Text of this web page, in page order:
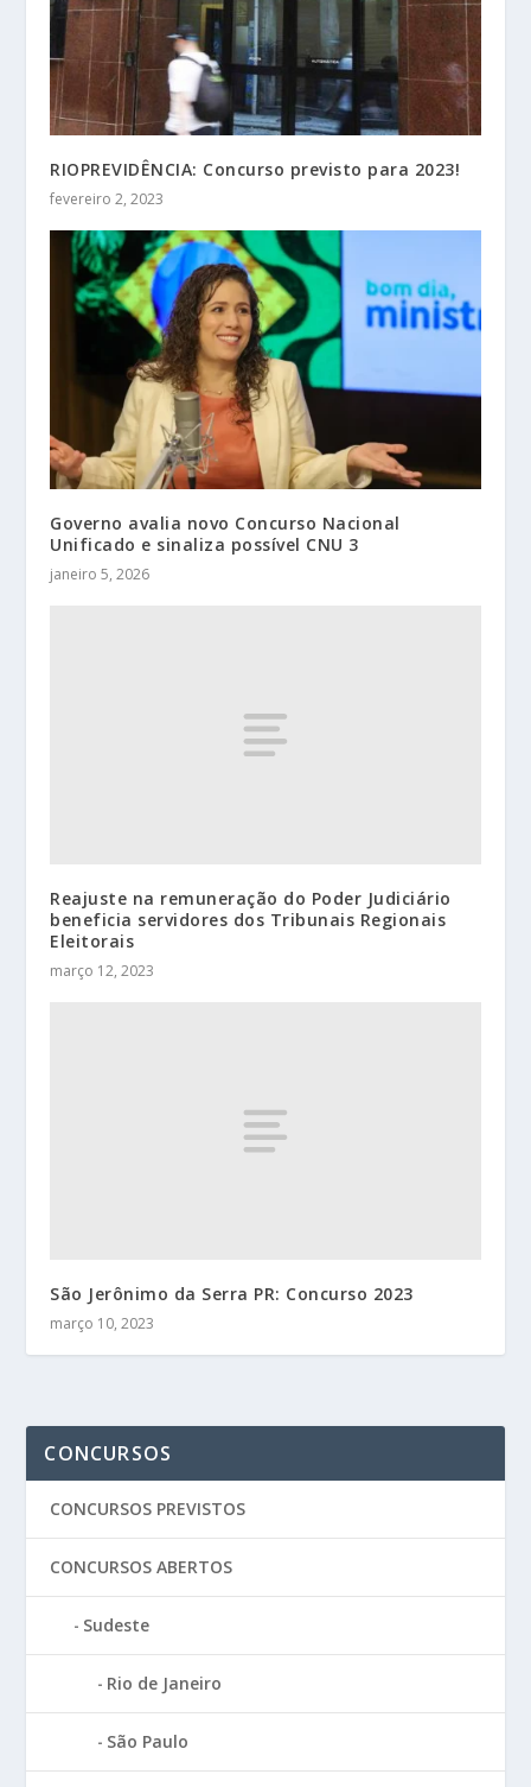
RIOPREVIDÊNCIA: Concurso previsto para 2023!
fevereiro 2, 2023
Governo avalia novo Concurso Nacional
Unificado e sinaliza possível CNU 3
janeiro 5, 2026
Reajuste na remuneração do Poder Judiciário
beneficia servidores dos Tribunais Regionais
Eleitorais
março 12, 2023
São Jerônimo da Serra PR: Concurso 2023
março 10, 2023
CONCURSOS
CONCURSOS PREVISTOS
CONCURSOS ABERTOS
Sudeste
Rio de Janeiro
São Paulo